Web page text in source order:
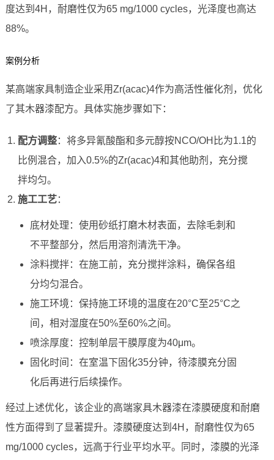
度达到4H，耐磨性仅为65 mg/1000 cycles，光泽度也高达
88%。
案例分析
某高端家具制造企业采用Zr(acac)4作为高活性催化剂，优化
了其木器漆配方。具体实施步骤如下：
配方调整：将多异氰酸酯和多元醇按NCO/OH比为1.1的
比例混合，加入0.5%的Zr(acac)4和其他助剂，充分搅
拌均匀。
施工工艺：
底材处理：使用砂纸打磨木材表面，去除毛刺和
不平整部分，然后用溶剂清洗干净。
涂料搅拌：在施工前，充分搅拌涂料，确保各组
分均匀混合。
施工环境：保持施工环境的温度在20°C至25°C之
间，相对湿度在50%至60%之间。
喷涂厚度：控制单层干膜厚度为40μm。
固化时间：在室温下固化35分钟，待漆膜充分固
化后再进行后续操作。
经过上述优化，该企业的高端家具木器漆在漆膜硬度和耐磨
性方面得到了显著提升。漆膜硬度达到4H，耐磨性仅为65
mg/1000 cycles，远高于行业平均水平。同时，漆膜的光泽